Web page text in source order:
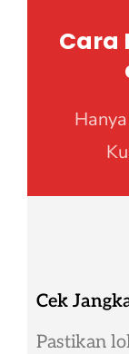
Cara
Cek
Pastikan